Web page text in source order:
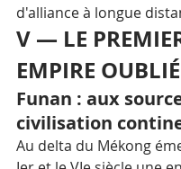
d'alliance à longue
V — LE
EMPIRE OUBLIÉ
Funan : aux
civilisation
Au delta du Mékong